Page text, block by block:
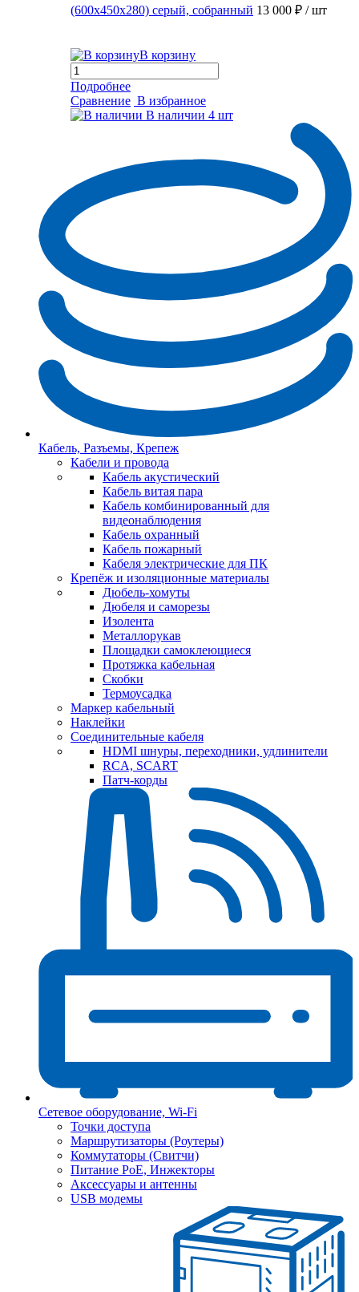
(600x450x280) серый, собранный 13 000 ₽ / шт
В корзину
Подробнее
Сравнение В избранное
В наличии 4 шт
Кабель, Разъемы, Крепеж
Кабели и провода
Кабель акустический
Кабель витая пара
Кабель комбинированный для
видеонаблюдения
Кабель охранный
Кабель пожарный
Кабеля электрические для ПК
Крепёж и изоляционные материалы
Дюбель-хомуты
Дюбеля и саморезы
Изолента
Металлорукав
Площадки самоклеющиеся
Протяжка кабельная
Скобки
Термоусадка
Маркер кабельный
Наклейки
Соединительные кабеля
HDMI шнуры, переходники, удлинители
RCA, SCART
Патч-корды
Сетевое оборудование, Wi-Fi
Точки доступа
Маршрутизаторы (Роутеры)
Коммутаторы (Свитчи)
Питание PoE, Инжекторы
Аксессуары и антенны
USB модемы